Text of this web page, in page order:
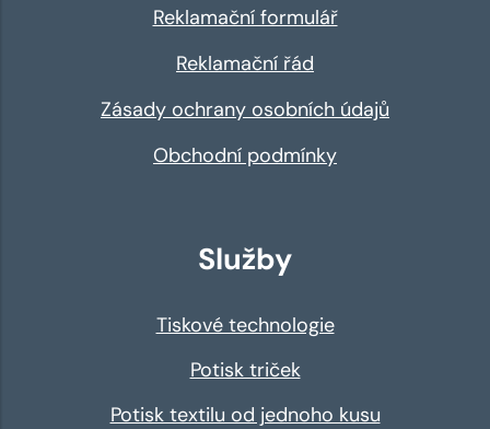
Reklamační formulář
Reklamační řád
Zásady ochrany osobních údajů
Obchodní podmínky
Služby
Tiskové technologie
Potisk triček
Potisk textilu od jednoho kusu